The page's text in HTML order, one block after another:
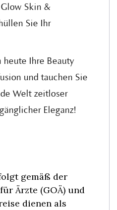
Skin &
Sie Ihr
heute Ihre Beauty
und tauchen Sie
Welt zeitloser
Eleganz!
gemäß der
Ärzte (GOÄ) und
dienen als